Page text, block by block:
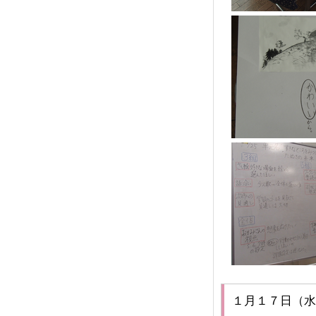
１月１７日（